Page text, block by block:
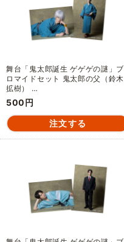
舞台「鬼太郎誕生 ゲゲゲの謎」ブ
ロマイドセット 鬼太郎の父（鈴木
拡樹） …
500円